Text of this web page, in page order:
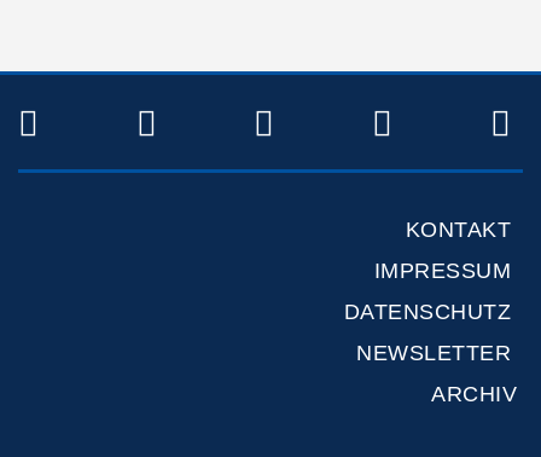
TWITTERFACEBOOKINSTAGRAM
KONTAKT
IMPRESSUM
DATENSCHUTZ
NEWSLETTER
ARCHIV